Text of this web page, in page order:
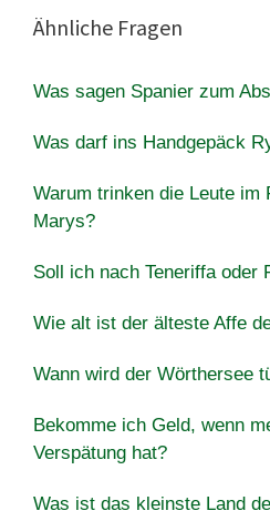
Ähnliche Fragen
Was sagen Spanier zum
Was darf ins Handgepäck
Warum trinken die Leute im
Marys?
Soll ich nach Teneriffa oder
Wie alt ist der älteste Affe
Wann wird der Wörthersee
Bekomme ich Geld, wenn
Verspätung hat?
Was ist das kleinste Land